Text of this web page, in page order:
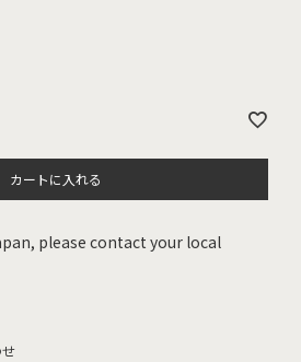
カートに入れる
please contact your local